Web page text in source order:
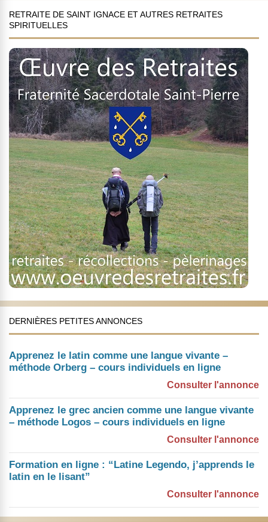
RETRAITE DE SAINT IGNACE ET AUTRES RETRAITES
SPIRITUELLES
DERNIÈRES PETITES ANNONCES
Apprenez le latin comme une langue vivante –
méthode Orberg – cours individuels en ligne
Consulter l'annonce
Apprenez le grec ancien comme une langue vivante
– méthode Logos – cours individuels en ligne
Consulter l'annonce
Formation en ligne : “Latine Legendo, j’apprends le
latin en le lisant”
Consulter l'annonce